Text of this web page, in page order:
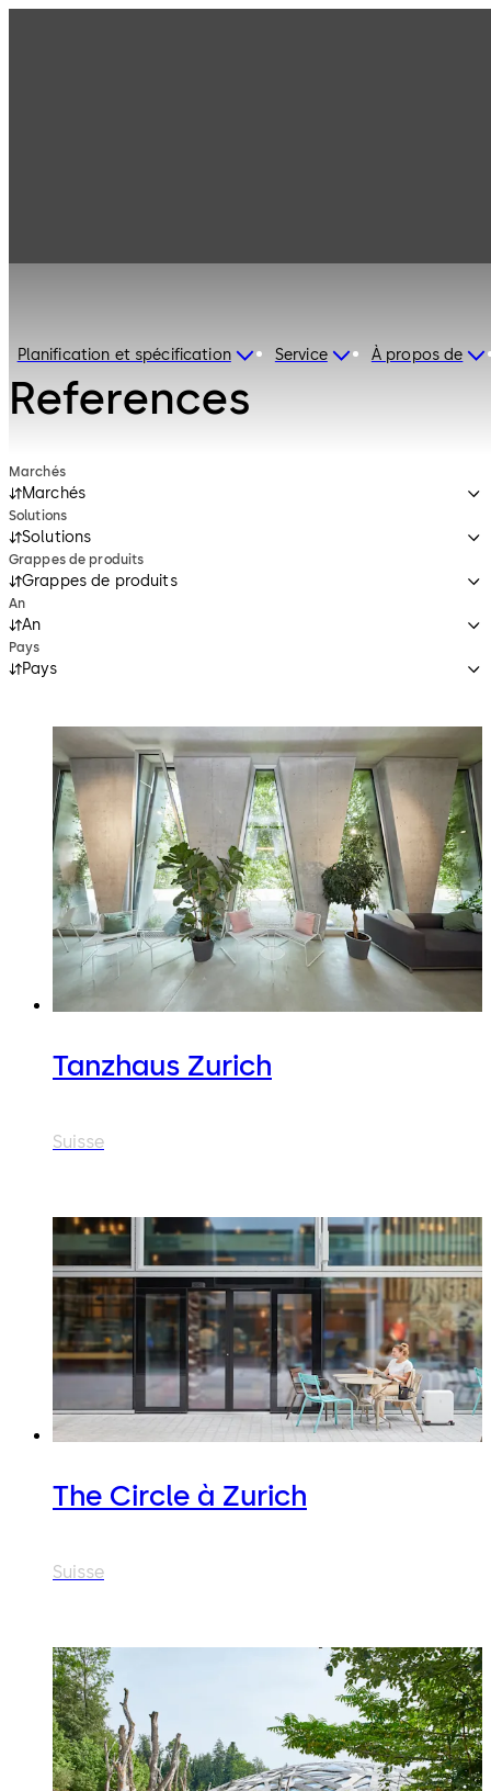
Planification et spécification Service À propos de
References
Marchés
Marchés
Solutions
Solutions
Grappes de produits
Grappes de produits
An
An
Pays
Pays
Tanzhaus Zurich
Suisse
The Circle à Zurich
Suisse